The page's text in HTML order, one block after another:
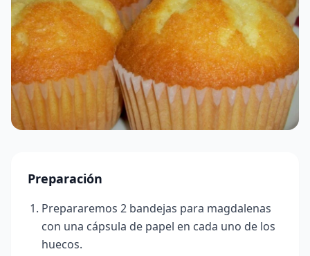
Preparación
Prepararemos 2 bandejas para magdalenas
con una cápsula de papel en cada uno de los
huecos.